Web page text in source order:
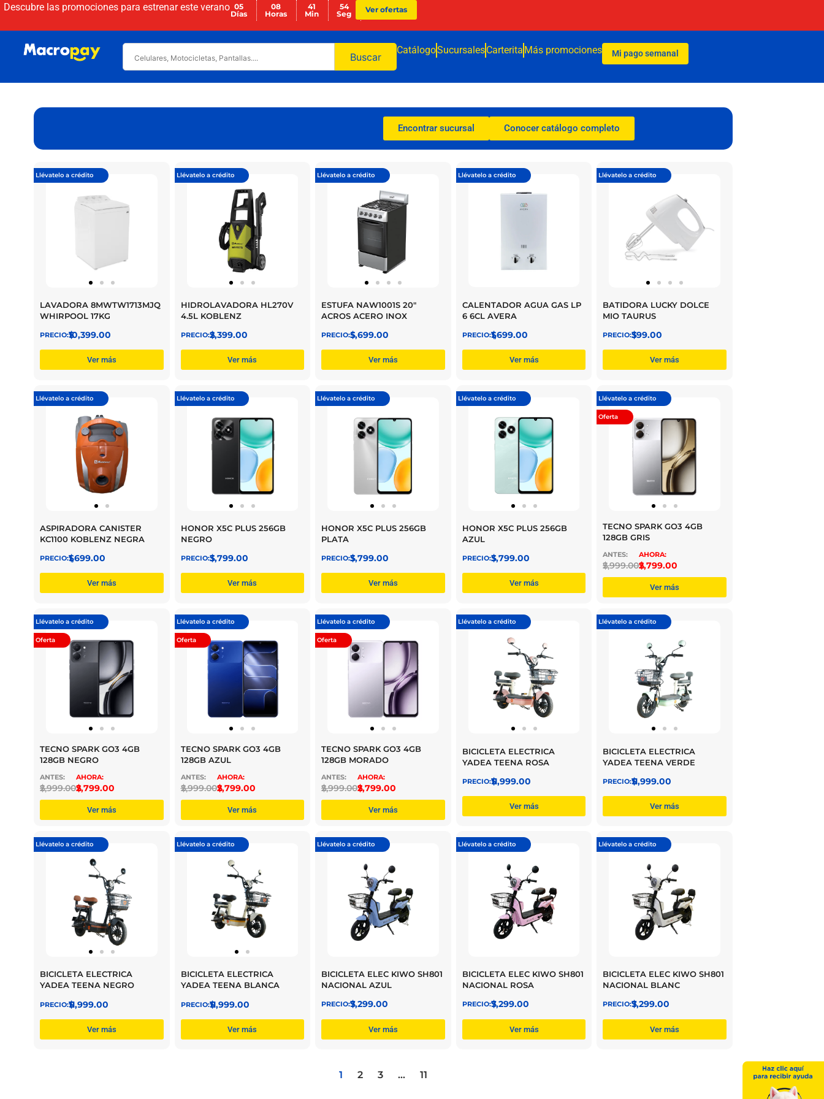
Descubre las promociones para estrenar este verano 05
Días
08
Horas
41
Min
52
Seg
Ver ofertas
Buscar
CatálogoSucursalesCarterita Más promociones Mi pago semanal
Encontrar sucursal Conocer catálogo completo
Llévatelo a crédito
LAVADORA 8MWTW1713MJQ
WHIRPOOL 17KG
$
10,399.00
Ver más
Llévatelo a crédito
HIDROLAVADORA HL270V
4.5L KOBLENZ
$
2,399.00
Ver más
Llévatelo a crédito
ESTUFA NAW1001S 20″
ACROS ACERO INOX
$
5,699.00
Ver más
Llévatelo a crédito
CALENTADOR AGUA GAS LP
6 6CL AVERA
$
1,699.00
Ver más
Llévatelo a crédito
BATIDORA LUCKY DOLCE
MIO TAURUS
$
399.00
Ver más
Llévatelo a crédito
ASPIRADORA CANISTER
KC1100 KOBLENZ NEGRA
$
1,699.00
Ver más
Llévatelo a crédito
HONOR X5C PLUS 256GB
NEGRO
$
3,799.00
Ver más
Llévatelo a crédito
HONOR X5C PLUS 256GB
PLATA
$
3,799.00
Ver más
Llévatelo a crédito
HONOR X5C PLUS 256GB
AZUL
$
3,799.00
Ver más
Llévatelo a crédito
Oferta
TECNO SPARK GO3 4GB
128GB GRIS
$
2,999.00$
2,799.00
Ver más
Llévatelo a crédito
Oferta
TECNO SPARK GO3 4GB
128GB NEGRO
$
2,999.00$
2,799.00
Ver más
Llévatelo a crédito
Oferta
TECNO SPARK GO3 4GB
128GB AZUL
$
2,999.00$
2,799.00
Ver más
Llévatelo a crédito
Oferta
TECNO SPARK GO3 4GB
128GB MORADO
$
2,999.00$
2,799.00
Ver más
Llévatelo a crédito
BICICLETA ELECTRICA
YADEA TEENA ROSA
$
11,999.00
Ver más
Llévatelo a crédito
BICICLETA ELECTRICA
YADEA TEENA VERDE
$
11,999.00
Ver más
Llévatelo a crédito
BICICLETA ELECTRICA
YADEA TEENA NEGRO
$
11,999.00
Ver más
Llévatelo a crédito
BICICLETA ELECTRICA
YADEA TEENA BLANCA
$
11,999.00
Ver más
Llévatelo a crédito
BICICLETA ELEC KIWO SH801
NACIONAL AZUL
$
7,299.00
Ver más
Llévatelo a crédito
BICICLETA ELEC KIWO SH801
NACIONAL ROSA
$
7,299.00
Ver más
Llévatelo a crédito
BICICLETA ELEC KIWO SH801
NACIONAL BLANC
$
7,299.00
Ver más
1 2 3 … 11